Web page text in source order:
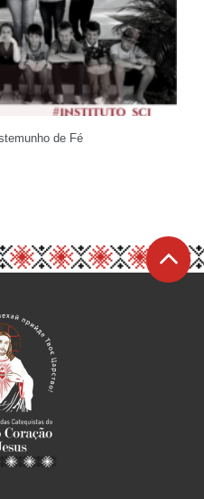
de Fé